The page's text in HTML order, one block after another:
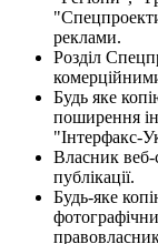
реклами.
Розділ
Будь яке
поширення
"Інтерфакс-
Власник веб-
публікації.
Будь-яке